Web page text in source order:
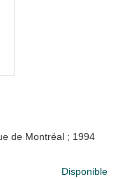
de Montréal ; 1994
Disponible